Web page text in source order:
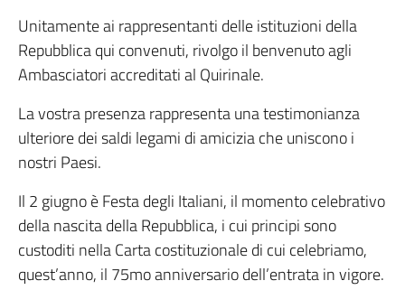
Unitamente ai rappresentanti delle istituzioni della
Repubblica qui convenuti, rivolgo il benvenuto agli
Ambasciatori accreditati al Quirinale.
La vostra presenza rappresenta una testimonianza
ulteriore dei saldi legami di amicizia che uniscono i
nostri Paesi.
Il 2 giugno è Festa degli Italiani, il momento celebrativo
della nascita della Repubblica, i cui principi sono
custoditi nella Carta costituzionale di cui celebriamo,
quest’anno, il 75mo anniversario dell’entrata in vigore.